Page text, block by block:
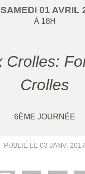
SAMEDI 01 AVRIL
À 18H
Crolles
6ÈME JOURNÉE
PUBLIÉ LE 03 JANV. 2017